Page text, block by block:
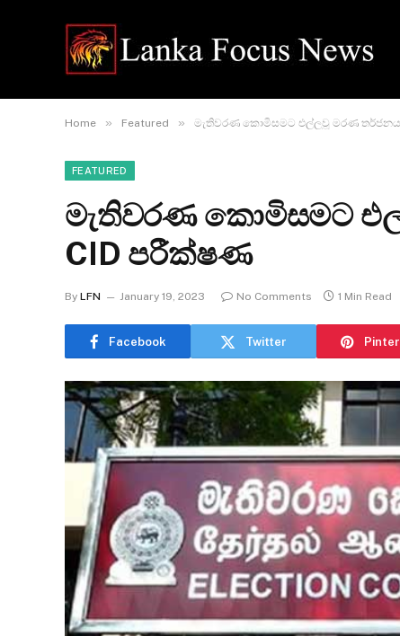
Home » Featured » මැතිවරණ කොමිසමට එල්ලවූ මරණ තර්ජනය
FEATURED
මැතිවරණ කොමිසමට
CID පරීක්ෂණ
By LFN January 19, 2023 No Comments 1 Min Read
Facebook Twitter